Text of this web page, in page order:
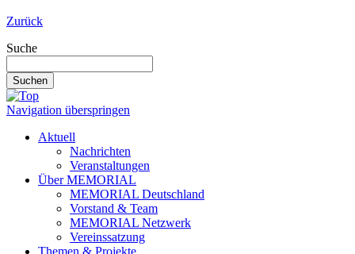
Zurück
Suche
Suchen
Navigation überspringen
Aktuell
Nachrichten
Veranstaltungen
Über MEMORIAL
MEMORIAL Deutschland
Vorstand & Team
MEMORIAL Netzwerk
Vereinssatzung
Themen & Projekte